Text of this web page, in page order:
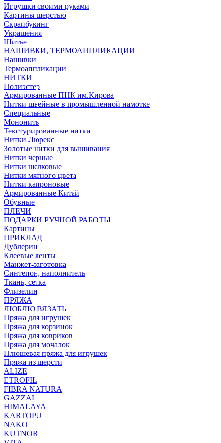
Игрушки своими руками
Картины шерстью
Скрапбукинг
Украшения
Шитье
НАШИВКИ, ТЕРМОАППЛИКАЦИИ
Нашивки
Термоаппликации
НИТКИ
Полиэстер
Армированные ПНК им.Кирова
Нитки швейные в промышленной намотке
Специальные
Мононить
Текстурированные нитки
Нитки Люрекс
Золотые нитки для вышивания
Нитки черные
Нитки шелковые
Нитки мятного цвета
Нитки капроновые
Армированные Китай
Обувные
ПЛЕЧИ
ПОДАРКИ РУЧНОЙ РАБОТЫ
Картины
ПРИКЛАД
Дублерин
Клеевые ленты
Манжет-заготовка
Синтепон, наполнитель
Ткань, сетка
Флизелин
ПРЯЖА
ЛЮБЛЮ ВЯЗАТЬ
Пряжа для игрушек
Пряжа для корзинок
Пряжа для ковриков
Пряжа для мочалок
Плюшевая пряжа для игрушек
Пряжа из шерсти
ALIZE
ETROFIL
FIBRA NATURA
GAZZAL
HIMALAYA
KARTOPU
NAKO
KUTNOR